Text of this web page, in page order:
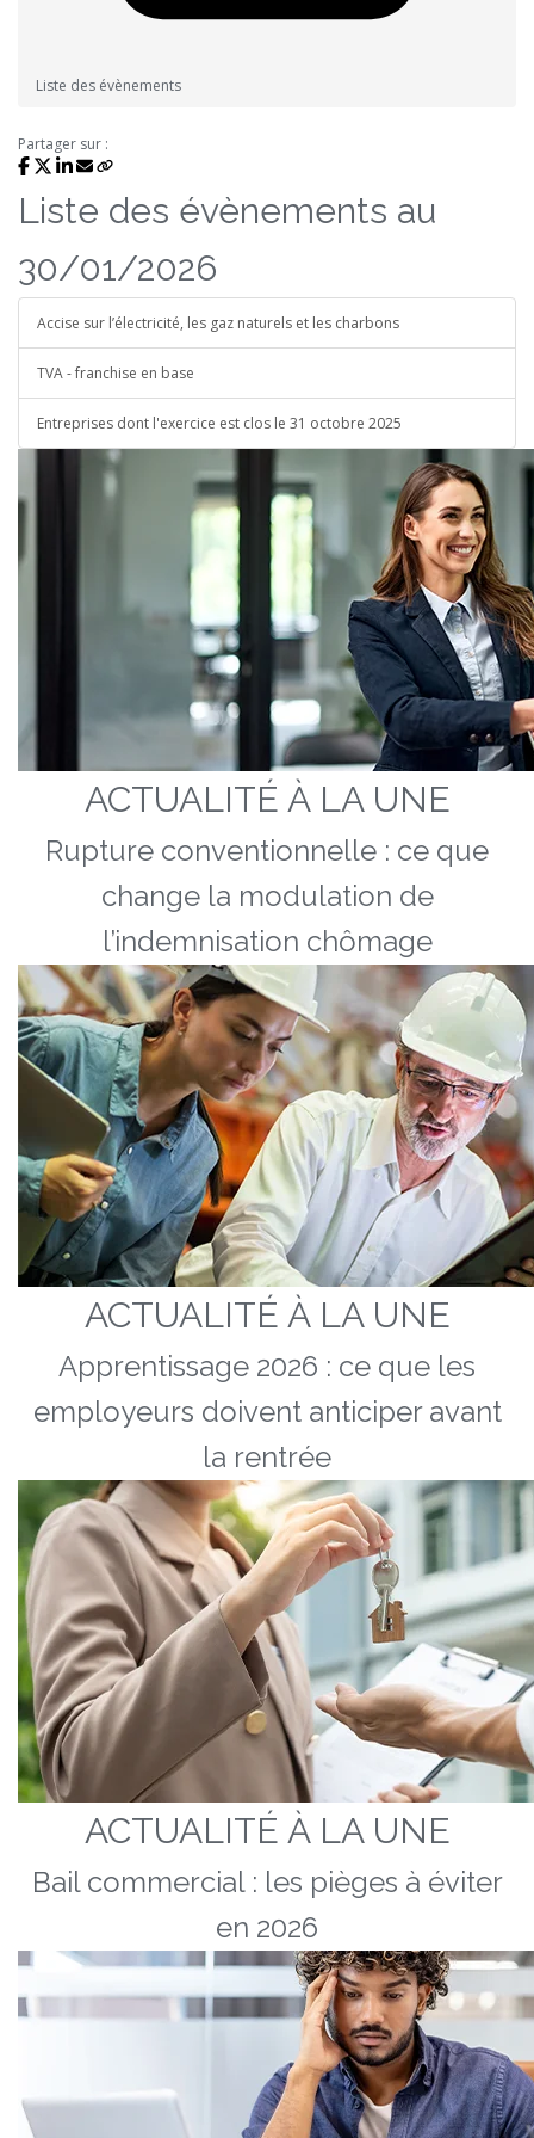
Liste des évènements
Partager sur :
Liste des évènements au
30/01/2026
Accise sur l’électricité, les gaz naturels et les charbons
TVA - franchise en base
Entreprises dont l'exercice est clos le 31 octobre 2025
ACTUALITÉ À LA UNE
Rupture conventionnelle : ce que
change la modulation de
l’indemnisation chômage
ACTUALITÉ À LA UNE
Apprentissage 2026 : ce que les
employeurs doivent anticiper avant
la rentrée
ACTUALITÉ À LA UNE
Bail commercial : les pièges à éviter
en 2026